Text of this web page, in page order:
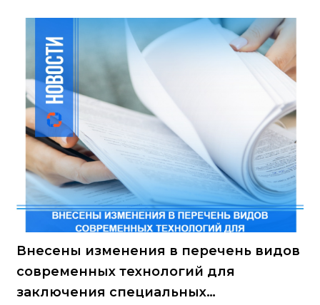
предоставление недостоверных сведений в любое
время до подписания контракта, даже если эти
сведения не связаны с требованиями к участнику.
Внесенные поправки касаются статей 31 и 43 Закона
№ 44-ФЗ
Внесены изменения в перечень видов
современных технологий для
заключения специальных